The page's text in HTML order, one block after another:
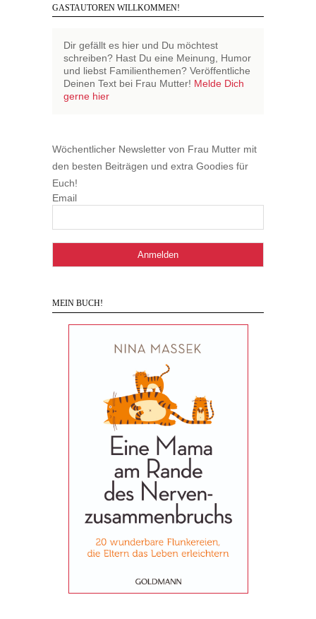
GASTAUTOREN WILLKOMMEN!
Dir gefällt es hier und Du möchtest
schreiben? Hast Du eine Meinung, Humor
und liebst Familienthemen? Veröffentliche
Deinen Text bei Frau Mutter! Melde Dich
gerne hier
Wöchentlicher Newsletter von Frau Mutter mit
den besten Beiträgen und extra Goodies für
Euch!
Email
MEIN BUCH!